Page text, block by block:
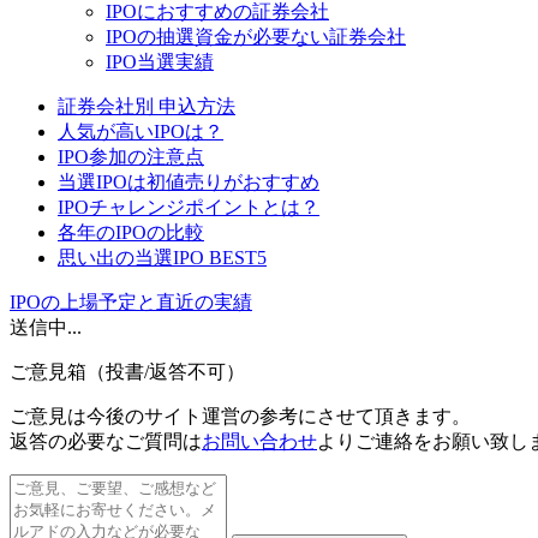
IPOにおすすめの証券会社
IPOの抽選資金が必要ない証券会社
IPO当選実績
証券会社別 申込方法
人気が高いIPOは？
IPO参加の注意点
当選IPOは初値売りがおすすめ
IPOチャレンジポイントとは？
各年のIPOの比較
思い出の当選IPO BEST5
IPOの上場予定と直近の実績
送信中...
ご意見箱（投書/返答不可）
ご意見は今後のサイト運営の参考にさせて頂きます。
返答の必要なご質問はお問い合わせよりご連絡をお願い致し